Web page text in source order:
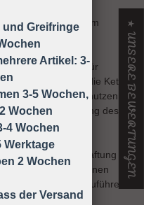
ohne Schnuller zum
als Spielzeug für
werden, daher ist die Kette
zu benutzen!
nur zur Befestigung des
dass keine Haftung
wird, die auf einen
zurück zuführen
★ UNSERE BEWERTUNGEN
Greifringe
Artikel: 3-
3-5 Wochen,
Wochen
4 Wochen
Werktage
2 Wochen
der Versand